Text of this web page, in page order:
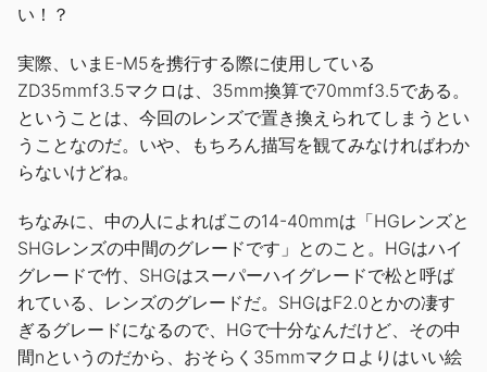
い！？
実際、いまE-M5を携行する際に使用している
ZD35mmf3.5マクロは、35mm換算で70mmf3.5である。
ということは、今回のレンズで置き換えられてしまうとい
うことなのだ。いや、もちろん描写を観てみなければわか
らないけどね。
ちなみに、中の人によればこの14-40mmは「HGレンズと
SHGレンズの中間のグレードです」とのこと。HGはハイ
グレードで竹、SHGはスーパーハイグレードで松と呼ば
れている、レンズのグレードだ。SHGはF2.0とかの凄す
ぎるグレードになるので、HGで十分なんだけど、その中
間nというのだから、おそらく35mmマクロよりはいい絵